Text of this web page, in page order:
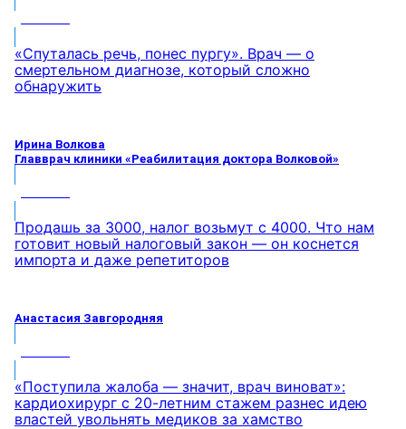
«Спуталась речь, понес пургу». Врач — о
смертельном диагнозе, который сложно
обнаружить
Ирина Волкова
Главврач клиники «Реабилитация доктора Волковой»
Продашь за 3000, налог возьмут с 4000. Что нам
готовит новый налоговый закон — он коснется
импорта и даже репетиторов
Анастасия Завгородняя
«Поступила жалоба — значит, врач виноват»:
кардиохирург с 20-летним стажем разнес идею
властей увольнять медиков за хамство